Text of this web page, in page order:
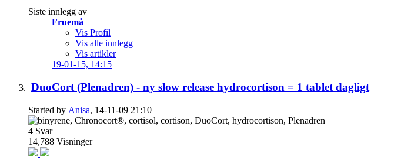
Siste innlegg av
Fruemå
Vis Profil
Vis alle innlegg
Vis artikler
19-01-15, 14:15
DuoCort (Plenadren) - ny slow release hydrocortison = 1 tablet dagligt
Started by Anisa, 14-11-09 21:10
4 Svar
14,788 Visninger